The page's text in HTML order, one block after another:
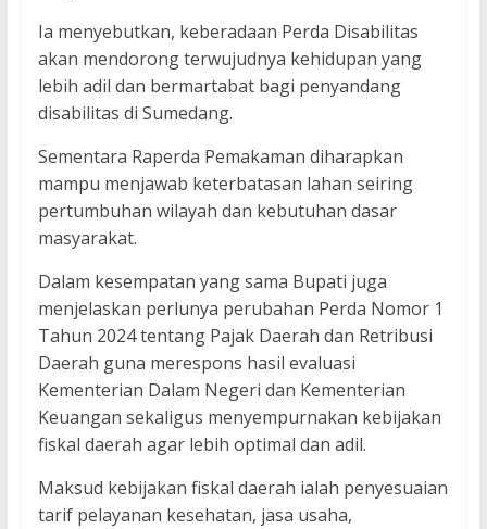
Ia menyebutkan, keberadaan Perda Disabilitas
akan mendorong terwujudnya kehidupan yang
lebih adil dan bermartabat bagi penyandang
disabilitas di Sumedang.
Sementara Raperda Pemakaman diharapkan
mampu menjawab keterbatasan lahan seiring
pertumbuhan wilayah dan kebutuhan dasar
masyarakat.
Dalam kesempatan yang sama Bupati juga
menjelaskan perlunya perubahan Perda Nomor 1
Tahun 2024 tentang Pajak Daerah dan Retribusi
Daerah guna merespons hasil evaluasi
Kementerian Dalam Negeri dan Kementerian
Keuangan sekaligus menyempurnakan kebijakan
fiskal daerah agar lebih optimal dan adil.
Maksud kebijakan fiskal daerah ialah penyesuaian
tarif pelayanan kesehatan, jasa usaha,